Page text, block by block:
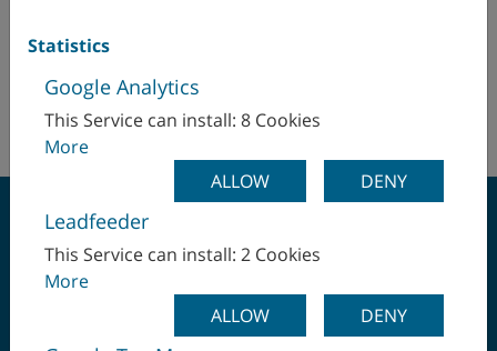
Espagne
Finlande
France
Grande-Bretagne
Hongrie
+43 (664) 8829 3559
http://www.wfl.at
UN SEUL SERRAGE –
Statistics
Google Analytics
This Service can install: 8 Cookies
More
ALLOW
DENY
Leadfeeder
This Service can install: 2 Cookies
More
ALLOW
DENY